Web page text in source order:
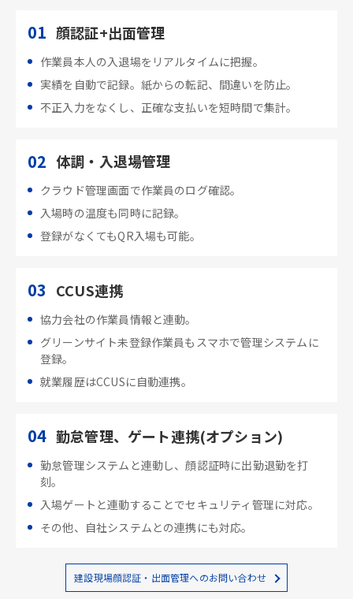
01 顔認証+出面管理
作業員本人の入退場をリアルタイムに把握。
実績を自動で記録。紙からの転記、間違いを防止。
不正入力をなくし、正確な支払いを短時間で集計。
02 体調・入退場管理
クラウド管理画面で作業員のログ確認。
入場時の温度も同時に記録。
登録がなくてもQR入場も可能。
03 CCUS連携
協力会社の作業員情報と連動。
グリーンサイト未登録作業員もスマホで管理システムに
登録。
就業履歴はCCUSに自動連携。
04 勤怠管理、ゲート連携(オプション)
勤怠管理システムと連動し、顔認証時に出勤退勤を打
刻。
入場ゲートと連動することでセキュリティ管理に対応。
その他、自社システムとの連携にも対応。
建設現場顔認証・出面管理へのお問い合わせ